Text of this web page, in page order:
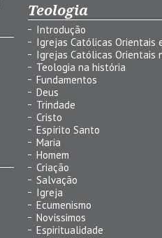
Teologia
Introdução
Igrejas Católicas Orientais
Igrejas Católicas Orientais
Teologia na história
Fundamentos
Deus
Trindade
Cristo
Espírito Santo
Maria
Homem
Criação
Salvação
Igreja
Ecumenismo
Novíssimos
Espiritualidade